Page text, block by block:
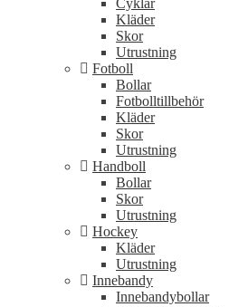
Cyklar
Kläder
Skor
Utrustning
Fotboll
Bollar
Fotbolltillbehör
Kläder
Skor
Utrustning
Handboll
Bollar
Skor
Utrustning
Hockey
Kläder
Utrustning
Innebandy
Innebandybollar